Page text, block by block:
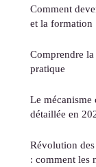
Comment
et la formation
Comprendre
pratique
Le
détaillée en
Révolution
: comment les